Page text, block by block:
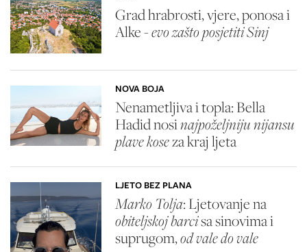
Grad hrabrosti, vjere, ponosa i
Alke -evo zašto posjetiti Sinj
NOVA BOJA
Nenametljiva i topla: Bella
Hadid nosinajpoželjniju nijansu
plave koseza kraj ljeta
LJETO BEZ PLANA
Marko Tolja: Ljetovanje na
obiteljskoj barcisa sinovima i
suprugom,od vale do vale